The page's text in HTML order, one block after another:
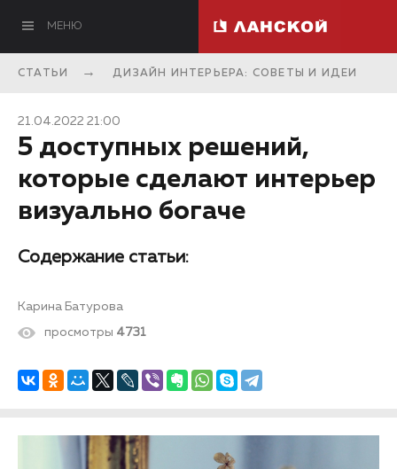
МЕНЮ
СТАТЬИ ДИЗАЙН ИНТЕРЬЕРА: СОВЕТЫ И ИДЕИ
21.04.2022 21:00
5 доступных решений,
которые сделают интерьер
визуально богаче
Содержание статьи:
Карина Батурова
просмотры 4731